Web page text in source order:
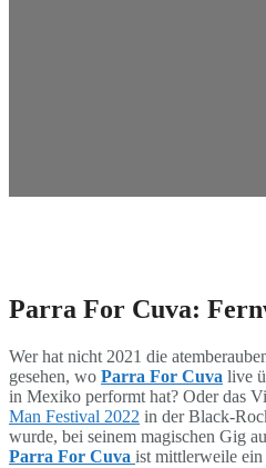
Parra For Cuva:
Wer hat nicht 2021 die
gesehen, wo Parra For Cuva live
in Mexiko performt hat? Oder das
Man Festival 2022 in der Black-
wurde, bei seinem magischen Gig
Parra For Cuva ist mittlerweile ein